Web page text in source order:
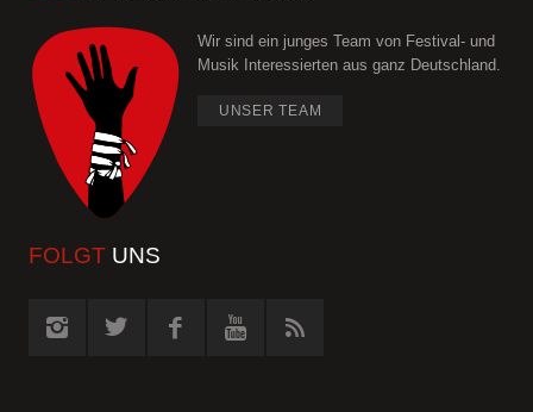
Wir sind ein junges Team von Festival- und
Musik Interessierten aus ganz Deutschland.
UNSER TEAM
FOLGT UNS